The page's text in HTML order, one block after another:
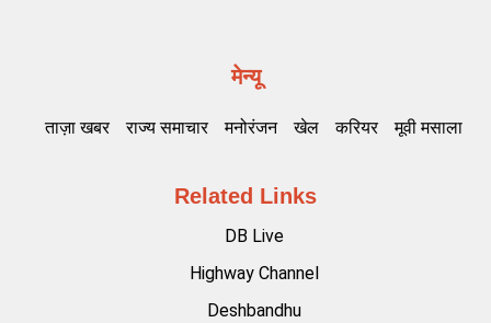
मेन्यू
ताज़ा खबर राज्य समाचार मनोरंजन खेल करियर मूवी मसाला
Related Links
DB Live
Highway Channel
Deshbandhu